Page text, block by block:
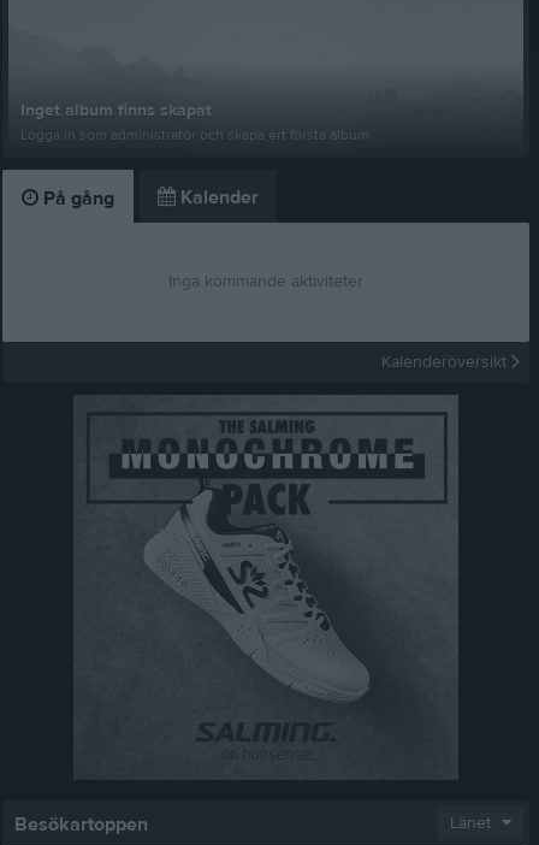
Inget album finns skapat
Logga in som administratör och skapa ert första album
På gång Kalender
Inga kommande aktiviteter
Kalenderöversikt
Besökartoppen Länet